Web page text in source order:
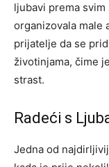
ljubavi prema svim
organizovala male
prijatelje da se
životinjama, čime
strast.
Radeći s
Jedna od